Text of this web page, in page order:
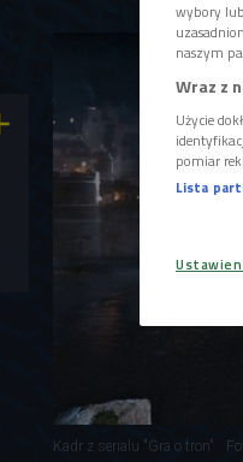
Kadr z serialu "Gra o tron"
wybory
naszym
Wraz z
Użycie
pomiar
Lista